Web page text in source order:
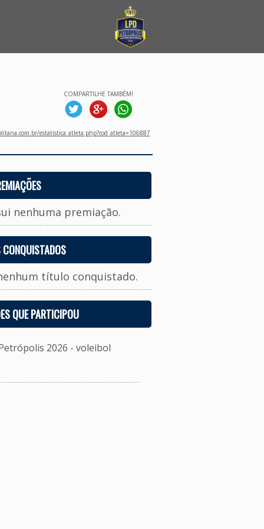
COMPARTILHE TAMBÉM!
estatistica_atleta.php?cod_atleta=106887
nenhuma premiação.
título conquistado.
QUE PARTICIPOU
2026 - voleibol